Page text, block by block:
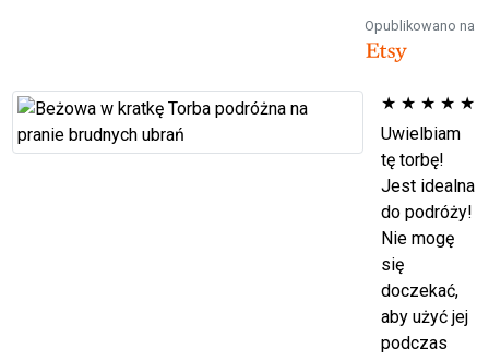
Opublikowano na
★ ★ ★ ★ ★
Uwielbiam
tę torbę!
Jest idealna
do podróży!
Nie mogę
się
doczekać,
aby użyć jej
podczas